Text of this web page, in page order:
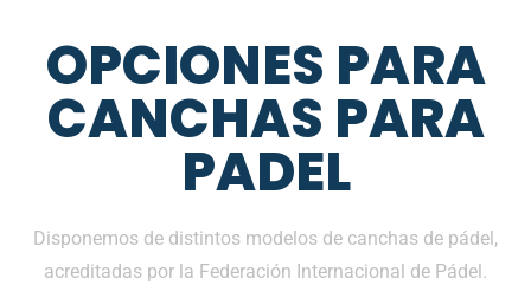
OPCIONES PARA
CANCHAS PARA
PADEL
Disponemos de distintos modelos de canchas de pádel,
acreditadas por la Federación Internacional de Pádel.